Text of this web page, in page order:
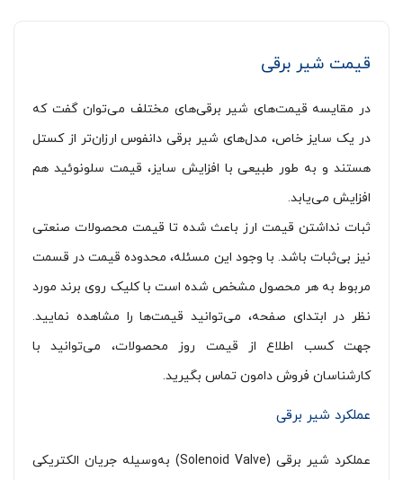
قیمت شیر برقی‌‌‌‌‌
در مقایسه قیمت‌های شیر برقی‌های مختلف می‌توان گفت که
در یک سایز خاص، مدل‌های شیر برقی دانفوس ارزان‌تر از کستل
هستند و به طور طبیعی با افزایش سایز،‌ قیمت سلونوئید هم
افزایش می‌یابد.
ثبات نداشتن قیمت ارز باعث شده تا قیمت محصولات صنعتی
نیز بی‌ثبات باشد. با وجود این مسئله، محدوده قیمت ‌‌‌در قسمت
مربوط به هر محصول مشخص شده است با کلیک روی برند مورد
نظر در ابتدای صفحه، می‌توانید قیمت‌ها را مشاهده نمایید.
جهت کسب اطلاع از قیمت روز محصولات، می‌توانید با
کارشناسان فروش دامون تماس بگیرید.
عملکرد شیر برقی
عملکرد شیر برقی (Solenoid Valve) به‌وسیله جریان الکتریکی